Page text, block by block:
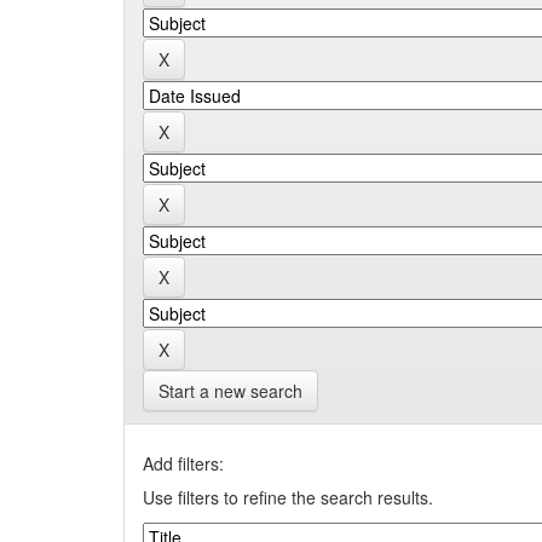
Start a new search
Add filters:
Use filters to refine the search results.